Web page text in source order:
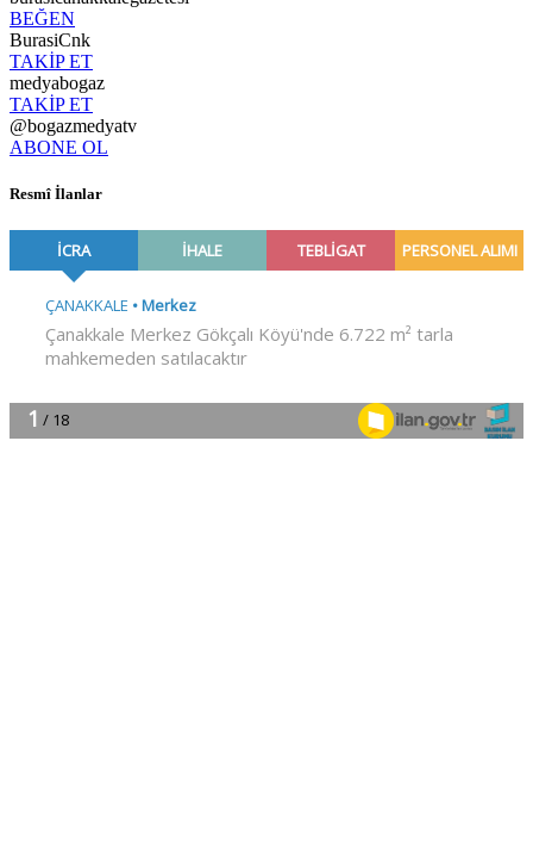
BEĞEN
BurasiCnk
TAKİP ET
medyabogaz
TAKİP ET
@bogazmedyatv
ABONE OL
Resmî İlanlar